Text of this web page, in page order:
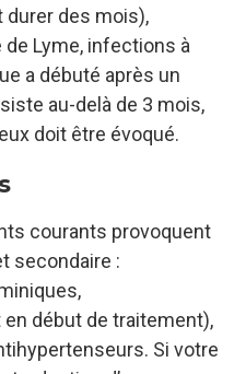
des mois),
Lyme, infections à
a débuté après un
au-delà de 3 mois,
doit être évoqué.
courants provoquent
secondaire :
début de traitement),
Si votre